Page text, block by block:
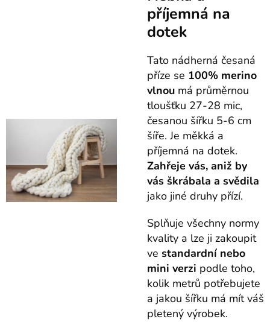
příjemná na
dotek
Tato nádherná česaná
příze se 100% merino
vlnou má průměrnou
tloušťku 27-28 mic,
česanou šířku 5-6 cm
šíře. Je měkká a
příjemná na dotek.
Zahřeje vás, aniž by
vás škrábala a svědila
jako jiné druhy přízí.
Splňuje všechny normy
kvality a lze ji zakoupit
ve standardní nebo
mini verzi podle toho,
kolik metrů potřebujete
a jakou šířku má mít váš
pletený výrobek.